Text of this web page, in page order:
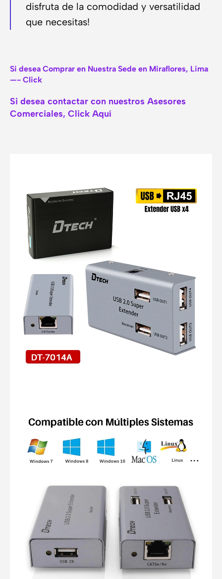
disfruta de la comodidad y versatilidad
que necesitas!
Si desea Comprar en Nuestra Sede en Miraflores, Lima
—- Click
Si desea contactar con nuestros Asesores
Comerciales, Click Aquí